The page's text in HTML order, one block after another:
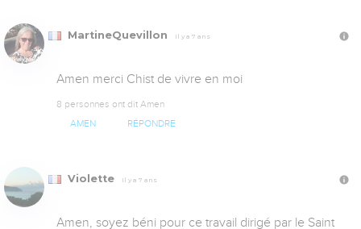
MartineQuevillon Il y a 7 ans
Amen merci Chist de vivre en moi
8 personnes ont dit Amen
AMEN RÉPONDRE
Violette Il y a 7 ans
Amen, soyez béni pour ce travail dirigé par le Saint